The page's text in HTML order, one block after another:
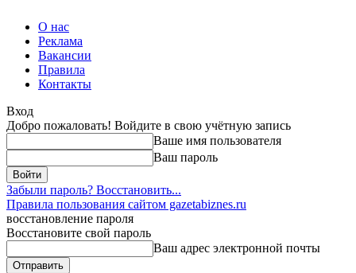
О нас
Реклама
Вакансии
Правила
Контакты
Вход
Добро пожаловать! Войдите в свою учётную запись
Ваше имя пользователя
Ваш пароль
Забыли пароль? Восстановить...
Правила пользования сайтом gazetabiznes.ru
восстановление пароля
Восстановите свой пароль
Ваш адрес электронной почты